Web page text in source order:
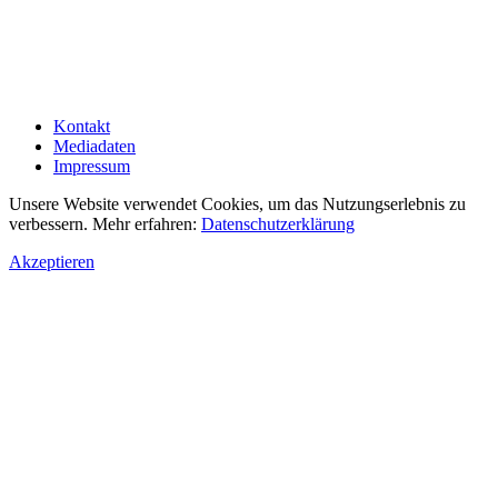
Kontakt
Mediadaten
Impressum
Unsere Website verwendet Cookies, um das Nutzungserlebnis zu
verbessern. Mehr erfahren: Datenschutzerklärung
Akzeptieren